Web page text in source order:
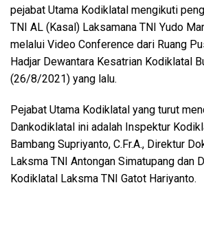
pejabat Utama Kodiklatal mengikuti
TNI AL (Kasal) Laksamana TNI Yudo
melalui Video Conference dari Ruang
Hadjar Dewantara Kesatrian Kodiklatal
(26/8/2021) yang lalu.
Pejabat Utama Kodiklatal yang turut
Dankodiklatal ini adalah Inspektur
Bambang Supriyanto, C.Fr.A., Direktur
Laksma TNI Antongan Simatupang dan
Kodiklatal Laksma TNI Gatot Hariyanto.